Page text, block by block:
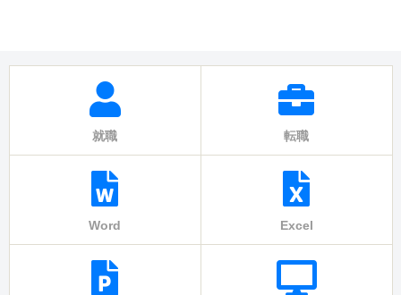
就職 転職
Word Excel